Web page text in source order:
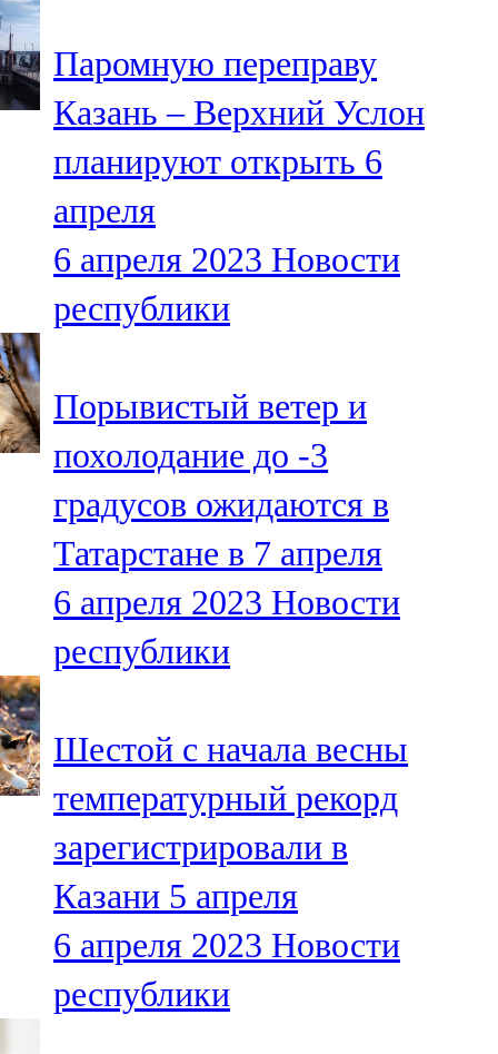
Мамадыш
106,2 FM
Минзәлә
107,3 FM
Мөслим
100,0 FM
104,7 FM
Олы Әтнә
71,42 FM
Сарман
107,8 FM
Теләче
Түбән Кама
102,6 FM
Чирмешән
107,7 FM
Чистай
103,0 FM
Паромную переправу
Казань – Верхний Услон
планируют открыть 6
апреля
6 апреля 2023 Новости
республики
Порывистый ветер и
похолодание до -3
градусов ожидаются в
Татарстане в 7 апреля
6 апреля 2023 Новости
республики
Шестой с начала весны
температурный рекорд
зарегистрировали в
Казани 5 апреля
6 апреля 2023 Новости
республики